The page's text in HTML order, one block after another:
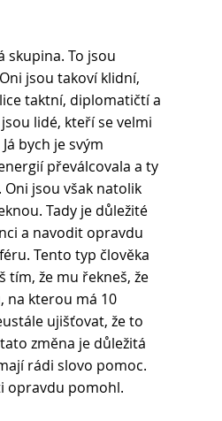
skupina. To jsou
jsou takoví klidní,
taktní, diplomatičtí a
lidé, kteří se velmi
bych je svým
převálcovala a ty
Oni jsou však natolik
Tady je důležité
a navodit opravdu
Tento typ člověka
tím, že mu řekneš, že
na kterou má 10
ujišťovat, že to
změna je důležitá
rádi slovo pomoc.
opravdu pomohl.